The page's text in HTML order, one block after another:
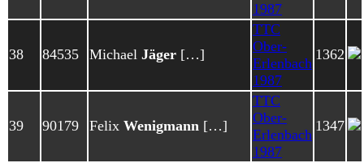
1987
38 84535 Michael Jäger […]
TTC
Ober-
Erlenbach
1987
1362
39 90179 Felix Wenigmann […]
TTC
Ober-
Erlenbach
1987
1347